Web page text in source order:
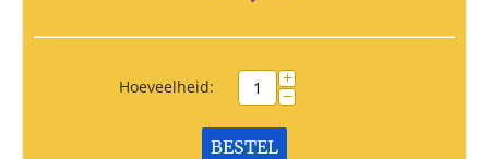
Hoeveelheid: +
−
BESTEL